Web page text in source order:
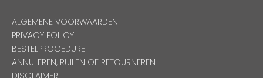
ALGEMENE VOORWAARDEN
PRIVACY POLICY
BESTELPROCEDURE
ANNULEREN, RUILEN OF RETOURNEREN
DISCLAIMER